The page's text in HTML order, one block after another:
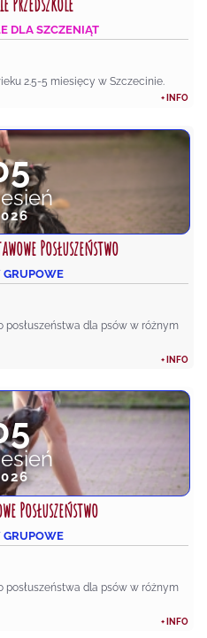
DLA SZCZENIĄT
2.5-5 miesięcy w Szczecinie.
+ INFO
Posłuszeństwo
GRUPOWE
posłuszeństwa dla psów w różnym
+ INFO
Posłuszeństwo
GRUPOWE
posłuszeństwa dla psów w różnym
+ INFO